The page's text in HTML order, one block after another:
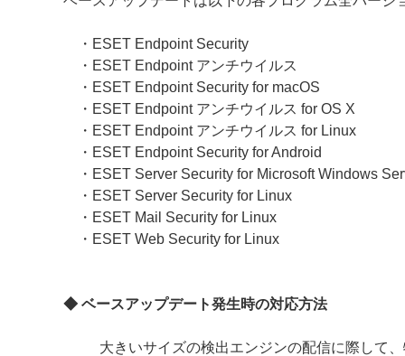
・ESET Endpoint Security
・ESET Endpoint アンチウイルス
・ESET Endpoint Security for macOS
・ESET Endpoint アンチウイルス for OS X
・ESET Endpoint アンチウイルス for Linux
・ESET Endpoint Security for Android
・ESET Server Security for Microsoft Windows
・ESET Server Security for Linux
・ESET Mail Security for Linux
・ESET Web Security for Linux
◆ ベースアップデート発生時の対応方法
大きいサイズの検出エンジンの配信に際して